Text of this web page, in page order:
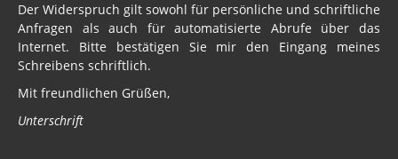
Der Widerspruch gilt sowohl für persönliche und schriftliche
Anfragen als auch für automatisierte Abrufe über das
Internet. Bitte bestätigen Sie mir den Eingang meines
Schreibens schriftlich.
Mit freundlichen Grüßen,
Unterschrift